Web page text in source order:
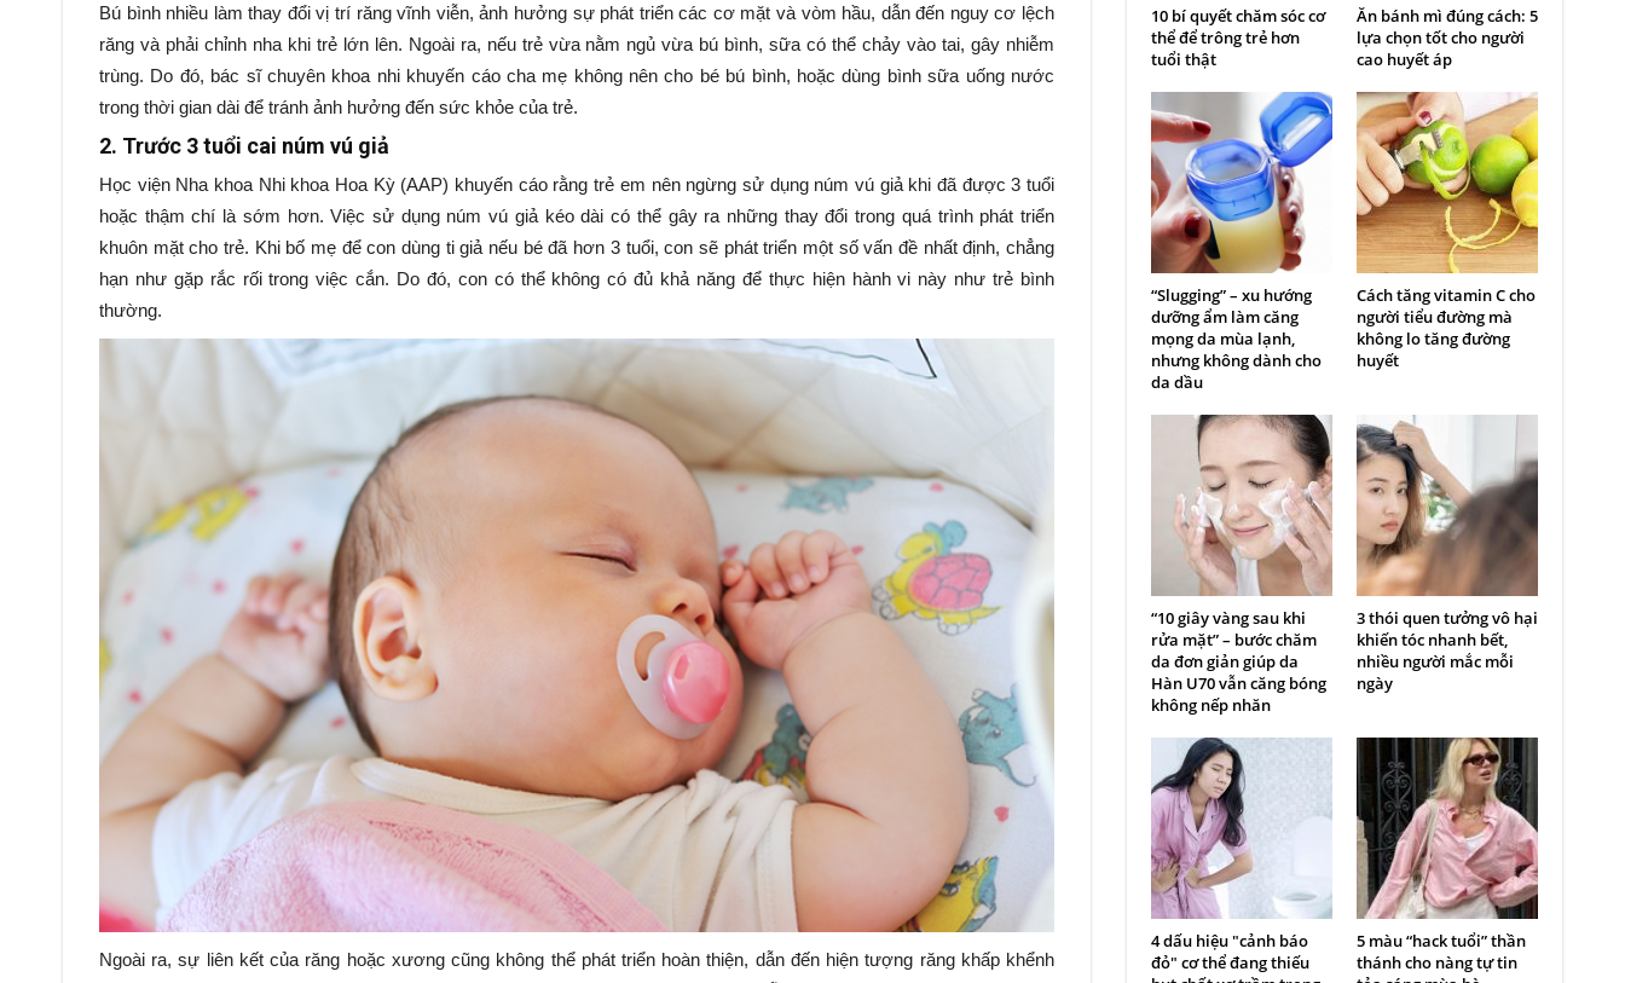
Bú bình nhiều làm thay đổi vị trí răng vĩnh viễn, ảnh hưởng sự phát triển các cơ mặt và vòm hầu, dẫn đến nguy cơ lệch
răng và phải chỉnh nha khi trẻ lớn lên. Ngoài ra, nếu trẻ vừa nằm ngủ vừa bú bình, sữa có thể chảy vào tai, gây nhiễm
trùng. Do đó, bác sĩ chuyên khoa nhi khuyến cáo cha mẹ không nên cho bé bú bình, hoặc dùng bình sữa uống nước
trong thời gian dài để tránh ảnh hưởng đến sức khỏe của trẻ.
2. Trước 3 tuổi cai núm vú giả
Học viện Nha khoa Nhi khoa Hoa Kỳ (AAP) khuyến cáo rằng trẻ em nên ngừng sử dụng núm vú giả khi đã được 3 tuổi
hoặc thậm chí là sớm hơn. Việc sử dụng núm vú giả kéo dài có thể gây ra những thay đổi trong quá trình phát triển
khuôn mặt cho trẻ. Khi bố mẹ để con dùng ti giả nếu bé đã hơn 3 tuổi, con sẽ phát triển một số vấn đề nhất định, chẳng
hạn như gặp rắc rối trong việc cắn. Do đó, con có thể không có đủ khả năng để thực hiện hành vi này như trẻ bình
thường.
Ngoài ra, sự liên kết của răng hoặc xương cũng không thể phát triển hoàn thiện, dẫn đến hiện tượng răng khấp khểnh
10 bí quyết chăm sóc cơ
thể để trông trẻ hơn
tuổi thật
Ăn bánh mì đúng cách: 5
lựa chọn tốt cho người
cao huyết áp
“Slugging” – xu hướng
dưỡng ẩm làm căng
mọng da mùa lạnh,
nhưng không dành cho
da dầu
Cách tăng vitamin C cho
người tiểu đường mà
không lo tăng đường
huyết
“10 giây vàng sau khi
rửa mặt” – bước chăm
da đơn giản giúp da
Hàn U70 vẫn căng bóng
không nếp nhăn
3 thói quen tưởng vô hại
khiến tóc nhanh bết,
nhiều người mắc mỗi
ngày
4 dấu hiệu "cảnh báo
đỏ" cơ thể đang thiếu
5 màu “hack tuổi” thần
thánh cho nàng tự tin